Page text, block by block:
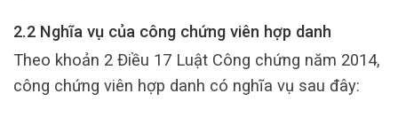
2.2 Nghĩa vụ của công chứng viên hợp danh
Theo khoản 2 Điều 17 Luật Công chứng năm 2014,
công chứng viên hợp danh có nghĩa vụ sau đây: